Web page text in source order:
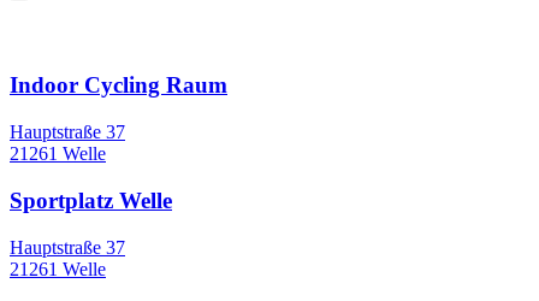
Indoor Cycling Raum
Hauptstraße 37
21261 Welle
Sportplatz Welle
Hauptstraße 37
21261 Welle